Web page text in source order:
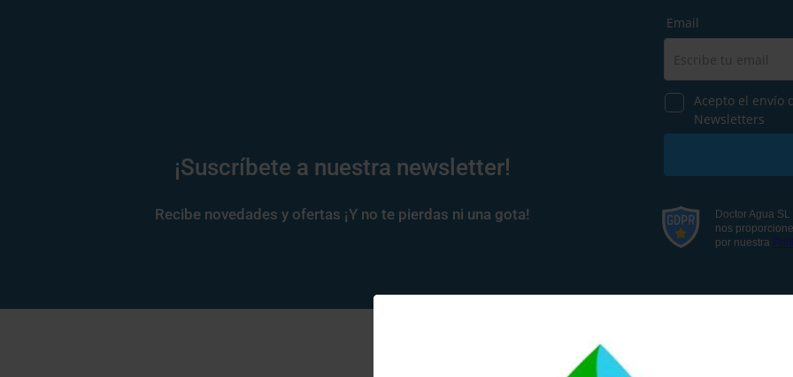
¡Suscríbete a nuestra newsletter!
Recibe novedades y ofertas ¡Y no te pierdas ni una gota!